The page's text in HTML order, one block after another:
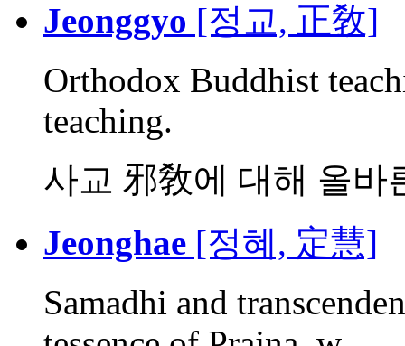
Jeonggyo [정교, 正敎]
Orthodox Buddhist
teaching.
사교 邪敎에 대해 올바
Jeonghae [정혜, 定慧]
Samadhi and